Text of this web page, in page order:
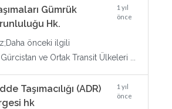
Gümrük
Hk.
1 yıl
önce
önceki ilgili
ve Ortak Transit Ülkeleri ...
Taşımacılığı (ADR)
hk
1 yıl
önce